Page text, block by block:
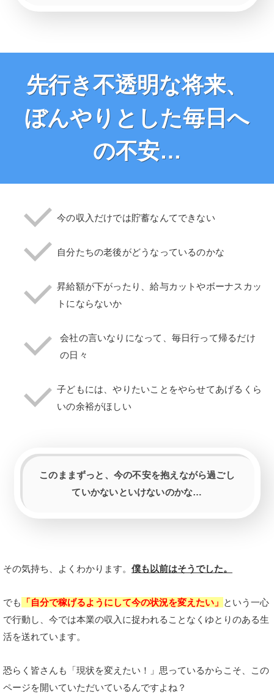
先行き不透明な将来、
ぼんやりとした毎日へ
の不安…
今の収入だけでは貯蓄なんてできない
自分たちの老後がどうなっているのかな
昇給額が下がったり、給与カットやボーナスカッ
トにならないか
会社の言いなりになって、毎日行って帰るだけ
の日々
子どもには、やりたいことをやらせてあげるくら
いの余裕がほしい
このままずっと、今の不安を抱えながら過ごし
ていかないといけないのかな…
その気持ち、よくわかります。 僕も以前はそうでした。
でも 「自分で稼げるようにして今の状況を変えたい」 という一心
で行動し、今では本業の収入に捉われることなくゆとりのある生
活を送れています。
恐らく皆さんも「現状を変えたい！」思っているからこそ、この
ページを開いていただいているんですよね？